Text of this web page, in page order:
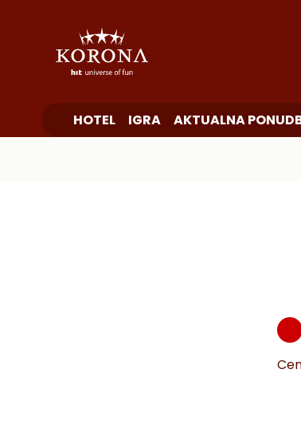
HOTEL IGRA AKTUALNA